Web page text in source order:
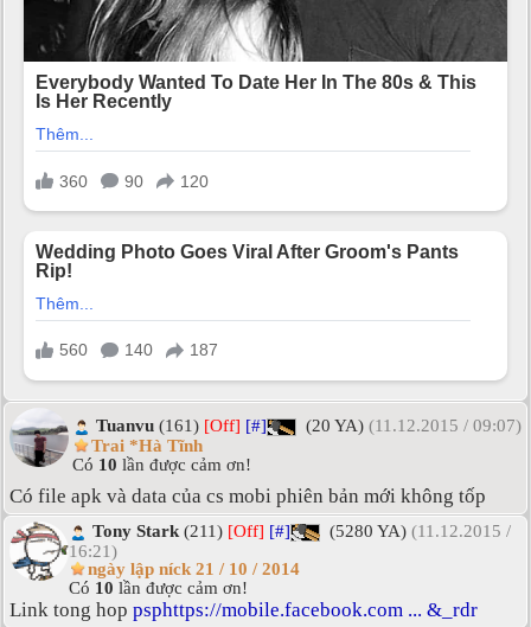
Tuanvu (161) [Off] [#] (20 YA) (11.12.2015 / 09:07)
Trai *Hà Tĩnh
Có 10 lần được cảm ơn!
Có file apk và data của cs mobi phiên bản mới không tốp
Tony Stark (211) [Off] [#] (5280 YA) (11.12.2015 /
16:21)
ngày lập níck 21 / 10 / 2014
Có 10 lần được cảm ơn!
Link tong hop psphttps://mobile.facebook.com ... &_rdr